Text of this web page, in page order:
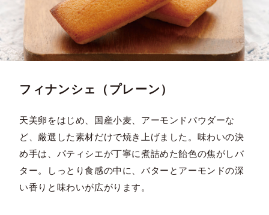
フィナンシェ（プレーン）
天美卵をはじめ、国産小麦、アーモンドパウダーな
ど、厳選した素材だけで焼き上げました。味わいの決
め手は、パティシエが丁寧に煮詰めた飴色の焦がしバ
ター。しっとり食感の中に、バターとアーモンドの深
い香りと味わいが広がります。